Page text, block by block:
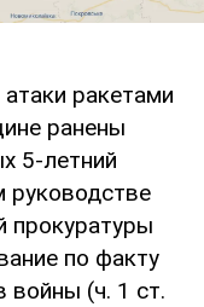
ракетами
ранены
5-летний
руководстве
прокуратуры
по факту
войны (ч. 1 ст.